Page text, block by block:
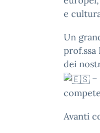
e
Un
dei
–
Avanti